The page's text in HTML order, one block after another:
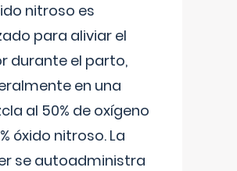
nitroso es
para aliviar el
durante el parto,
en una
al 50% de oxígeno
óxido nitroso. La
se autoadministra